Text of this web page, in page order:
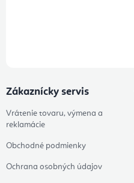
Zákaznícky servis
Vrátenie tovaru, výmena a
reklamácie
Obchodné podmienky
Ochrana osobných údajov